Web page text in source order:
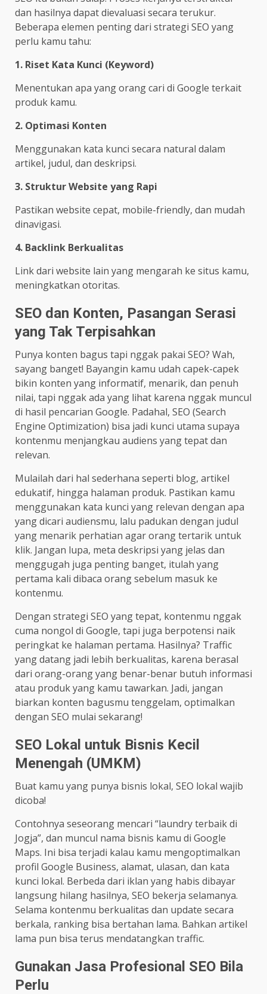
dan hasilnya dapat dievaluasi secara terukur.
Beberapa elemen penting dari strategi SEO yang
perlu kamu tahu:
1. Riset Kata Kunci (Keyword)
Menentukan apa yang orang cari di Google terkait
produk kamu.
2. Optimasi Konten
Menggunakan kata kunci secara natural dalam
artikel, judul, dan deskripsi.
3. Struktur Website yang Rapi
Pastikan website cepat, mobile-friendly, dan mudah
dinavigasi.
4. Backlink Berkualitas
Link dari website lain yang mengarah ke situs kamu,
meningkatkan otoritas.
SEO dan Konten, Pasangan Serasi
yang Tak Terpisahkan
Punya konten bagus tapi nggak pakai SEO? Wah,
sayang banget! Bayangin kamu udah capek-capek
bikin konten yang informatif, menarik, dan penuh
nilai, tapi nggak ada yang lihat karena nggak muncul
di hasil pencarian Google. Padahal, SEO (Search
Engine Optimization) bisa jadi kunci utama supaya
kontenmu menjangkau audiens yang tepat dan
relevan.
Mulailah dari hal sederhana seperti blog, artikel
edukatif, hingga halaman produk. Pastikan kamu
menggunakan kata kunci yang relevan dengan apa
yang dicari audiensmu, lalu padukan dengan judul
yang menarik perhatian agar orang tertarik untuk
klik. Jangan lupa, meta deskripsi yang jelas dan
menggugah juga penting banget, itulah yang
pertama kali dibaca orang sebelum masuk ke
kontenmu.
Dengan strategi SEO yang tepat, kontenmu nggak
cuma nongol di Google, tapi juga berpotensi naik
peringkat ke halaman pertama. Hasilnya? Traffic
yang datang jadi lebih berkualitas, karena berasal
dari orang-orang yang benar-benar butuh informasi
atau produk yang kamu tawarkan. Jadi, jangan
biarkan konten bagusmu tenggelam, optimalkan
dengan SEO mulai sekarang!
SEO Lokal untuk Bisnis Kecil
Menengah (UMKM)
Buat kamu yang punya bisnis lokal, SEO lokal wajib
dicoba!
Contohnya seseorang mencari “laundry terbaik di
Jogja”, dan muncul nama bisnis kamu di Google
Maps. Ini bisa terjadi kalau kamu mengoptimalkan
profil Google Business, alamat, ulasan, dan kata
kunci lokal. Berbeda dari iklan yang habis dibayar
langsung hilang hasilnya, SEO bekerja selamanya.
Selama kontenmu berkualitas dan update secara
berkala, ranking bisa bertahan lama. Bahkan artikel
lama pun bisa terus mendatangkan traffic.
Gunakan Jasa Profesional SEO Bila
Perlu